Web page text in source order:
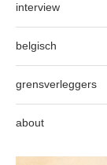
interview
belgisch
grensverleggers
about